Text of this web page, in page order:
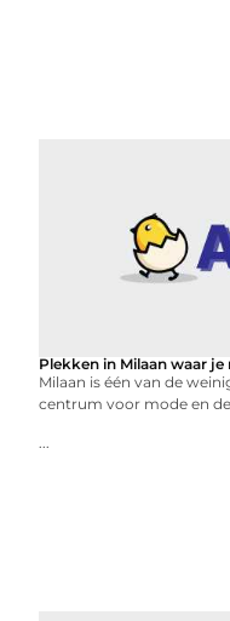
Plekken in Milaan waar
Milaan is één van de
centrum voor mode en
...